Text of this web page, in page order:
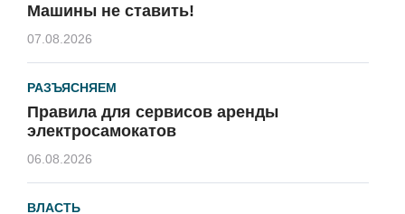
Машины не ставить!
07.08.2026
РАЗЪЯСНЯЕМ
Правила для сервисов аренды
электросамокатов
06.08.2026
ВЛАСТЬ